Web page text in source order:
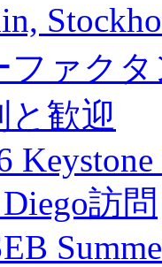
ファク
と歓迎
Diego訪問